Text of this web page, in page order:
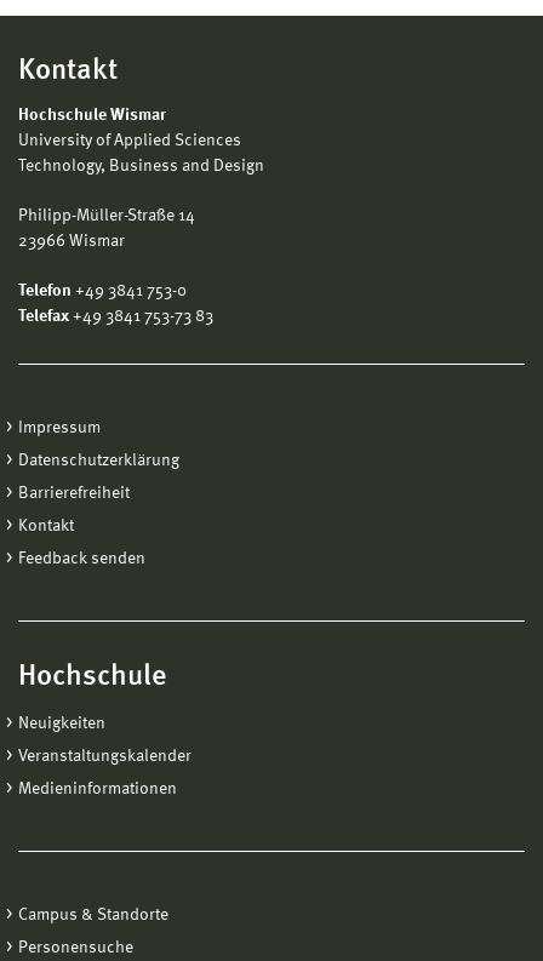
Kontakt
Hochschule Wismar
University of Applied Sciences
Technology, Business and Design
Philipp-Müller-Straße 14
23966 Wismar
Telefon +49 3841 753-0
Telefax +49 3841 753-73 83
Impressum
Datenschutzerklärung
Barrierefreiheit
Kontakt
Feedback senden
Hochschule
Neuigkeiten
Veranstaltungskalender
Medieninformationen
Campus & Standorte
Personensuche